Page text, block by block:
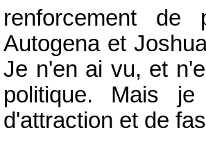
renforcement de
Autogena et
Je n'en ai vu, et
politique. Mais
d'attraction et de